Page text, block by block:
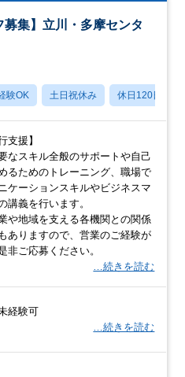
募集】立川・多摩センタ
験OK 土日祝休み 休日120日以上
支援】
なスキル全般のサポートや自己
るためのトレーニング、職場で
ケーションスキルやビジネスマ
講義を行います。
や地域を支える各機関との関係
ありますので、営業のご経験が
非ご応募ください。
…続きを読む
経験可
…続きを読む